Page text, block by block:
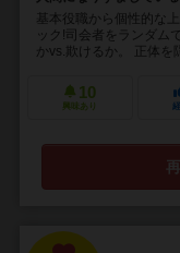
基本役職から個性的な
ック!司会者をランダム
かvs.欺けるか。 正体を
10
興味あり